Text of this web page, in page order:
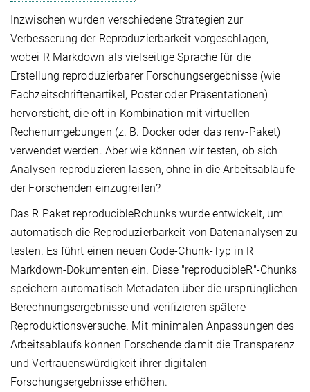
Inzwischen wurden verschiedene Strategien zur
Verbesserung der Reproduzierbarkeit vorgeschlagen,
wobei R Markdown als vielseitige Sprache für die
Erstellung reproduzierbarer Forschungsergebnisse (wie
Fachzeitschriftenartikel, Poster oder Präsentationen)
hervorsticht, die oft in Kombination mit virtuellen
Rechenumgebungen (z. B. Docker oder das renv-Paket)
verwendet werden. Aber wie können wir testen, ob sich
Analysen reproduzieren lassen, ohne in die Arbeitsabläufe
der Forschenden einzugreifen?
Das R Paket reproducibleRchunks wurde entwickelt, um
automatisch die Reproduzierbarkeit von Datenanalysen zu
testen. Es führt einen neuen Code-Chunk-Typ in R
Markdown-Dokumenten ein. Diese "reproducibleR"-Chunks
speichern automatisch Metadaten über die ursprünglichen
Berechnungsergebnisse und verifizieren spätere
Reproduktionsversuche. Mit minimalen Anpassungen des
Arbeitsablaufs können Forschende damit die Transparenz
und Vertrauenswürdigkeit ihrer digitalen
Forschungsergebnisse erhöhen.